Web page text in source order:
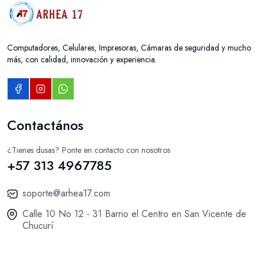
Computadores, Celulares, Impresoras, Cámaras de seguridad y mucho
más, con calidad, innovación y experiencia.
Contactános
¿Tienes dusas? Ponte en contacto con nosotros
+57 313 4967785
soporte@arhea17.com
Calle 10 No 12 - 31 Barrio el Centro en San Vicente de
Chucurí